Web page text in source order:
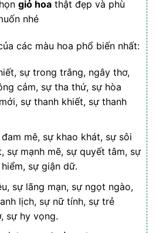
giỏ hoa thật đẹp và phù
nhé
các màu hoa phổ biến nhất:
sự trong trắng, ngây thơ,
cảm, sự tha thứ, sự hòa
sự thanh khiết, sự thanh
mê, sự khao khát, sự sôi
sự mạnh mẽ, sự quyết tâm, sự
sự giận dữ.
sự lãng mạn, sự ngọt ngào,
lịch, sự nữ tính, sự trẻ
sự hy vọng.